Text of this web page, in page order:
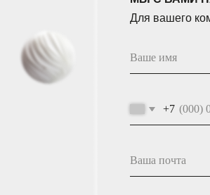
Я принимаю условия